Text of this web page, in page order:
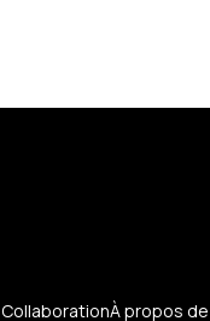
CollaborationÀ propos de